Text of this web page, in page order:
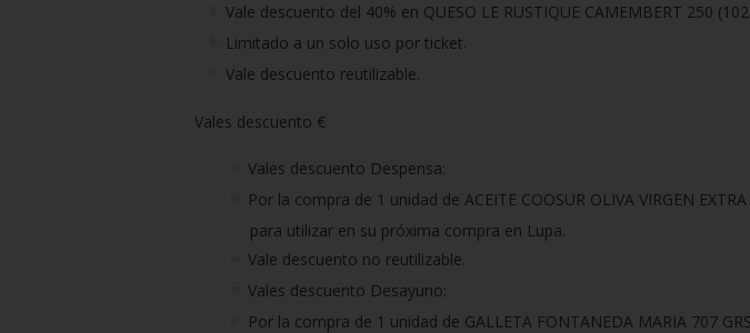
Vale descuento del 40% en QUESO LE RUSTIQUE CAMEMBERT 250
Limitado a un solo uso por ticket.
Vale descuento reutilizable.
Vales descuento €
Vales descuento Despensa:
Por la compra de 1 unidad de ACEITE COOSUR OLIVA VIRGEN
para utilizar en su próxima compra en Lupa.
Vale descuento no reutilizable.
Vales descuento Desayuno:
Por la compra de 1 unidad de GALLETA FONTANEDA MARIA 707